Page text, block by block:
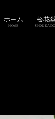
ホーム
HOME
松花